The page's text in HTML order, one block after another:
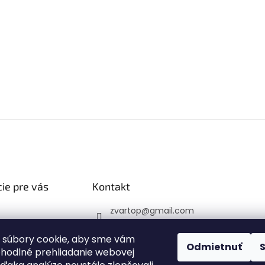
cookie, aby sme vám
prehliadanie webovej
Odmietnuť
pre vás
platba
podmienky
Kontakt
zvartop@gmail.com
Sledujte nás na Faceb
ooku